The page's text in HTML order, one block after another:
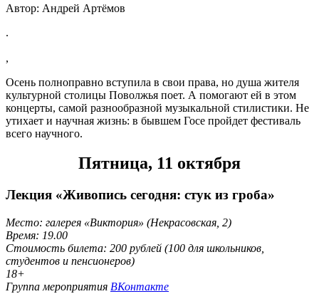
Автор: Андрей Артёмов
.
,
Осень полноправно вступила в свои права, но душа жителя
культурной столицы Поволжья поет. А помогают ей в этом
концерты, самой разнообразной музыкальной стилистики. Не
утихает и научная жизнь: в бывшем Госе пройдет фестиваль
всего научного.
Пятница, 11 октября
Лекция «Живопись сегодня: стук из гроба»
Место: галерея «Виктория» (Некрасовская, 2)
Время: 19.00
Стоимость билета: 200 рублей (100 для школьников,
студентов и пенсионеров)
18+
Группа мероприятия ВКонтакте